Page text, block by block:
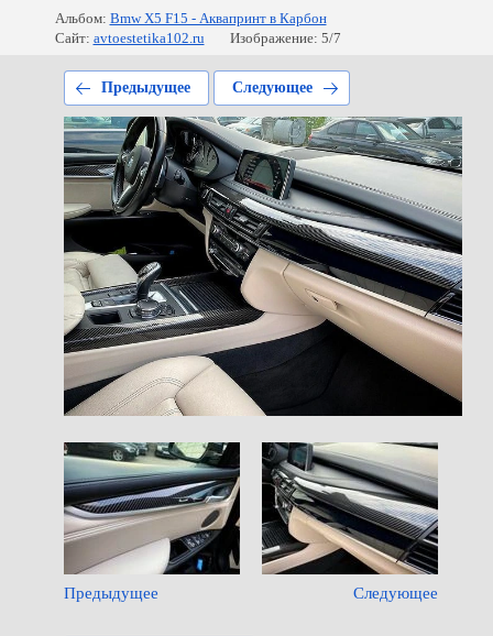
Альбом: Bmw X5 F15 - Аквапринт в Карбон
Сайт: avtoestetika102.ru Изображение: 5/7
Предыдущее Следующее
Предыдущее Следующее